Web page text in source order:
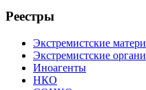
Реестры
Экстремистские
Экстремистские
Иноагенты
НКО